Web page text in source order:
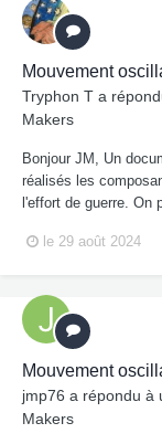
Mouvement
Tryphon T a
Makers
Bonjour JM, Un
réalisés les
l'effort de guerre. On
le 29 août 2024
Mouvement
jmp76 a répondu à
Makers